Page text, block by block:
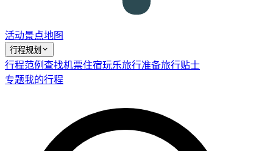
活动景点地图
行程规划
行程范例 查找机票住宿玩乐旅行准备旅行贴士
专题我的行程